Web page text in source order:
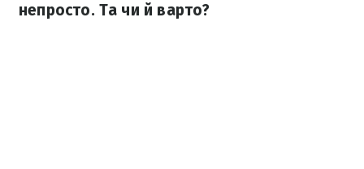
непросто. Та чи й варто?